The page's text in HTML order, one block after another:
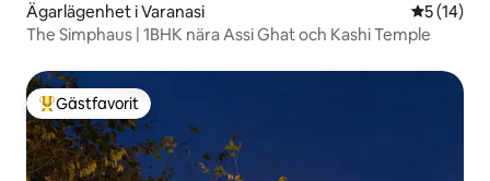
Ägarlägenhet i Varanasi 5 av 5 i
5 (14)
The Simphaus | 1BHK nära Assi Ghat och Kashi Temple
Populär gästfavorit
Gästfavorit